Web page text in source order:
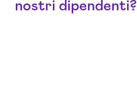
nostri dipendenti?